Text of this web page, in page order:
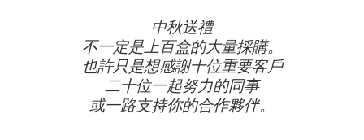
中秋送禮
不一定是上百盒的大量採購。
也許只是想感謝十位重要客戶
二十位一起努力的同事
或一路支持你的合作夥伴。